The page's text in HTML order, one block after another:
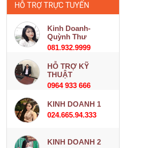
HỖ TRỢ TRỰC TUYẾN
Kinh Doanh-
Quỳnh Thư
081.932.9999
HỖ TRỢ KỸ
THUẬT
0964 933 666
KINH DOANH 1
024.665.94.333
KINH DOANH 2